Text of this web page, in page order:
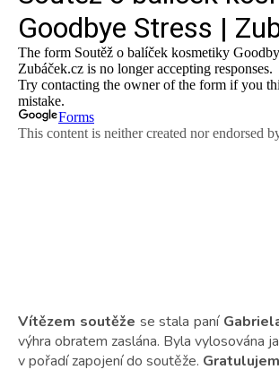
Vítězem soutěže se stala paní
výhra obratem zaslána. Byla vylosována
v pořadí zapojení do soutěže.